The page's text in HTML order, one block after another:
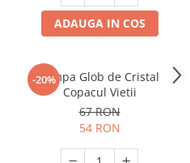
ADAUGA IN COS
-20%
Lampa Glob de Cristal
Copacul Vietii
67 RON
54 RON